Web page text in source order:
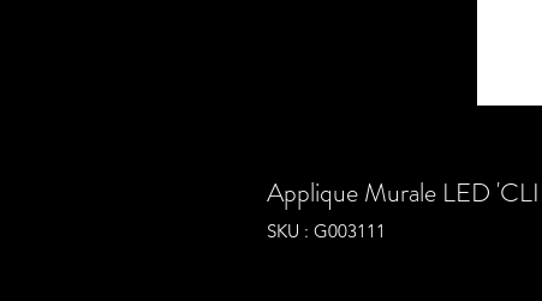
Applique Murale LED
SKU : G003111